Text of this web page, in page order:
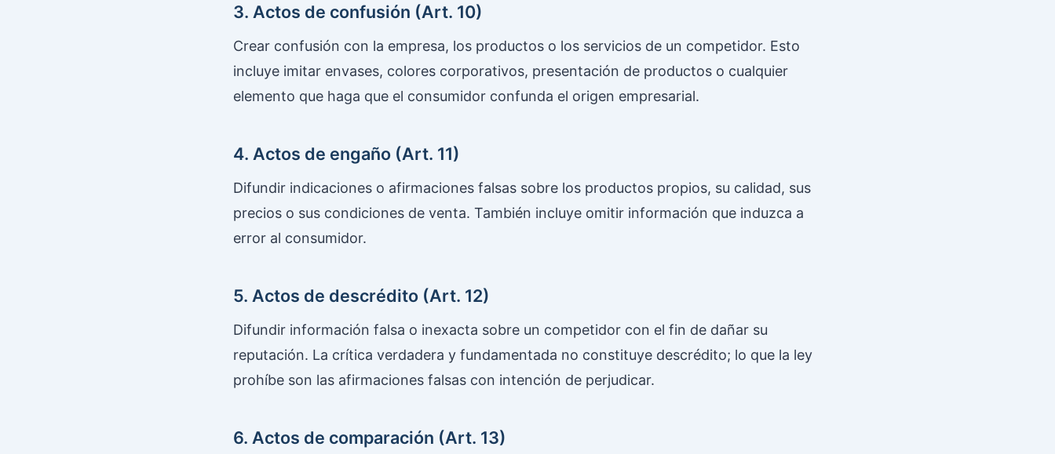
3. Actos de confusión (Art. 10)
Crear confusión con la empresa, los productos o los servicios de un competidor. Esto
incluye imitar envases, colores corporativos, presentación de productos o cualquier
elemento que haga que el consumidor confunda el origen empresarial.
4. Actos de engaño (Art. 11)
Difundir indicaciones o afirmaciones falsas sobre los productos propios, su calidad, sus
precios o sus condiciones de venta. También incluye omitir información que induzca a
error al consumidor.
5. Actos de descrédito (Art. 12)
Difundir información falsa o inexacta sobre un competidor con el fin de dañar su
reputación. La crítica verdadera y fundamentada no constituye descrédito; lo que la ley
prohíbe son las afirmaciones falsas con intención de perjudicar.
6. Actos de comparación (Art. 13)